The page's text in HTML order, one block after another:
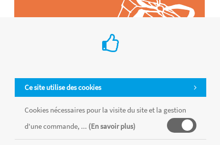
Ce site utilise des cookies
Cookies nécessaires pour la visite du site et la gestion
d'une commande, ... (En savoir plus)
Tous les produits sont vendus dans la limite des stocks disponibles de